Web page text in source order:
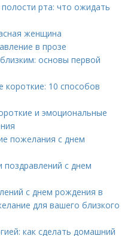
рта: что ожидать
женщина
в прозе
основы первой
короткие: 10 способов
и эмоциональные
пожелания с днем
с днем
с днем рождения в
для вашего близкого
как сделать домашний